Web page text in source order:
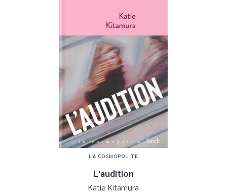
LA COSMOPOLITE
L'audition
Katie Kitamura